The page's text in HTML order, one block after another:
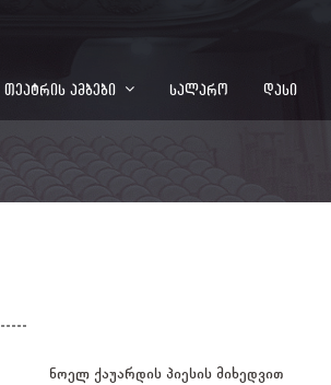
თეატრის ამბები სალარო დასი
ნოელ ქაუარდის პიესის მიხედვით